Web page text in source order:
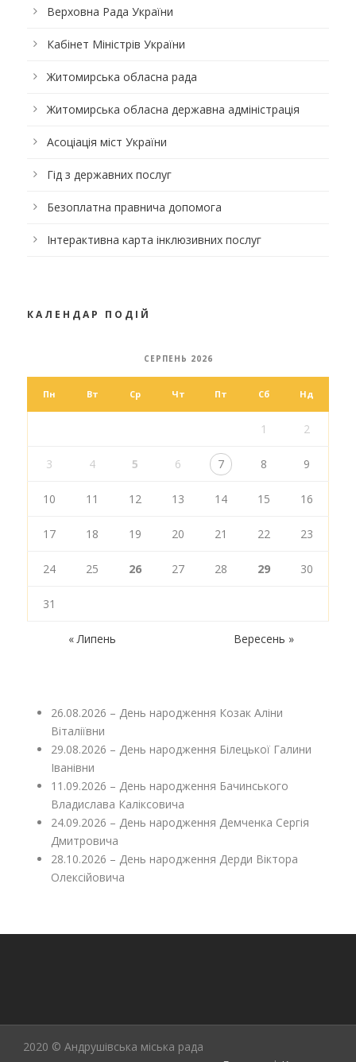
Верховна Рада України
Кабінет Міністрів України
Житомирська обласна рада
Житомирська обласна державна адміністрація
Асоціація міст України
Гід з державних послуг
Безоплатна правнича допомога
Інтерактивна карта інклюзивних послуг
КАЛЕНДАР ПОДІЙ
СЕРПЕНЬ 2026
Пн Вт Ср Чт Пт Сб Нд
1 2
3 4 5 6 7 8 9
10 11 12 13 14 15 16
17 18 19 20 21 22 23
24 25 26 27 28 29 30
31
« Липень Вересень »
26.08.2026 – День народження Козак Аліни
Віталіївни
29.08.2026 – День народження Білецької Галини
Іванівни
11.09.2026 – День народження Бачинського
Владислава Каліксовича
24.09.2026 – День народження Демченка Сергія
Дмитровича
28.10.2026 – День народження Дерди Віктора
Олексійовича
2020 © Андрушівська міська рада